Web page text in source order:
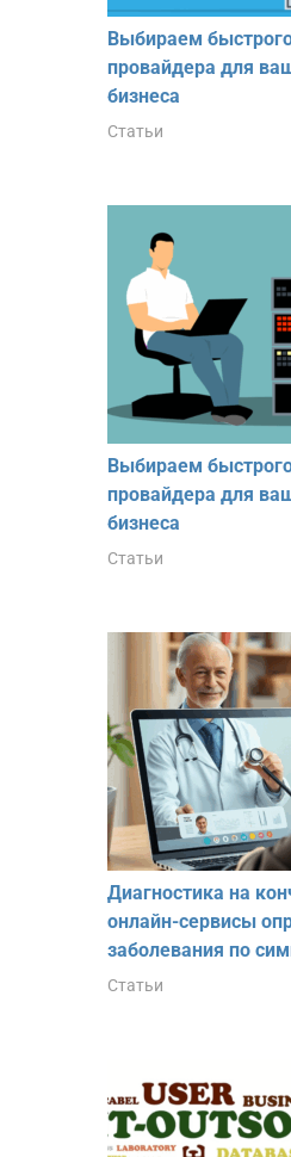
Выбираем
провайдера для
бизнеса
Статьи
Выбираем
провайдера для
бизнеса
Статьи
Диагностика на
онлайн-сервисы
заболевания по
Статьи